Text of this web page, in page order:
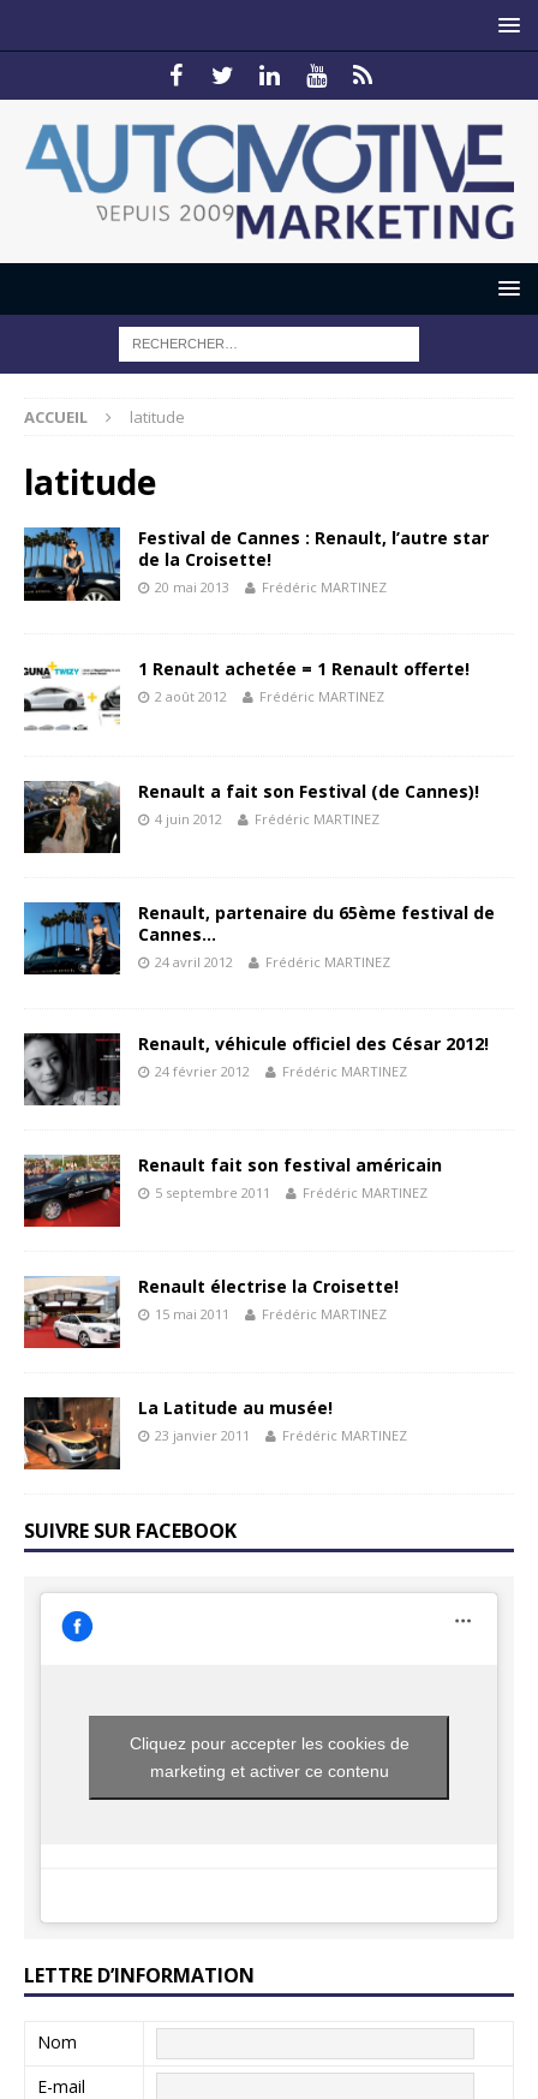
ACCUEIL latitude
latitude
Festival de Cannes : Renault, l’autre star
de la Croisette!
20 mai 2013 Frédéric MARTINEZ
1 Renault achetée = 1 Renault offerte!
2 août 2012 Frédéric MARTINEZ
Renault a fait son Festival (de Cannes)!
4 juin 2012 Frédéric MARTINEZ
Renault, partenaire du 65ème festival de
Cannes…
24 avril 2012 Frédéric MARTINEZ
Renault, véhicule officiel des César 2012!
24 février 2012 Frédéric MARTINEZ
Renault fait son festival américain
5 septembre 2011 Frédéric MARTINEZ
Renault électrise la Croisette!
15 mai 2011 Frédéric MARTINEZ
La Latitude au musée!
23 janvier 2011 Frédéric MARTINEZ
SUIVRE SUR FACEBOOK
Cliquez pour accepter les cookies de
marketing et activer ce contenu
LETTRE D’INFORMATION
Nom
E-mail